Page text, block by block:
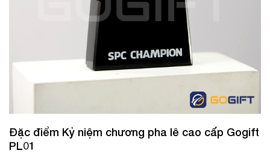
Đặc điểm Kỷ niệm chương pha lê cao cấp Gogift
PL01